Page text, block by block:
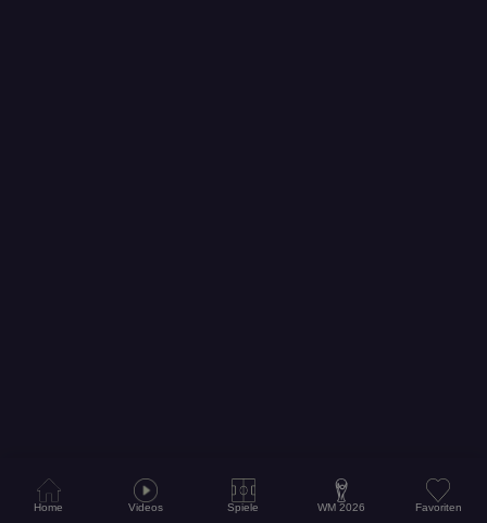
Home Videos Spiele WM 2026 Favoriten